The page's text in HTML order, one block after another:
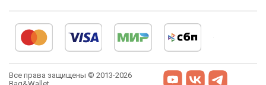
Все права защищены © 2013-2026